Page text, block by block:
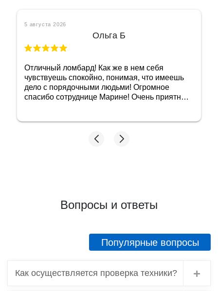
5 августа 2026
Ольга Б
Отличный ломбард! Как же в нем себя
чувствуешь спокойно, понимая, что имеешь
дело с порядочными людьми! Огромное
спасибо сотруднице Марине! Очень приятная
нибудь нечестность с оценкой! Мне довелось
сравнить 2 ломбарда, которые я посетила.
Вопросы и ответы
Популярные вопросы
Как осуществляется проверка техники?